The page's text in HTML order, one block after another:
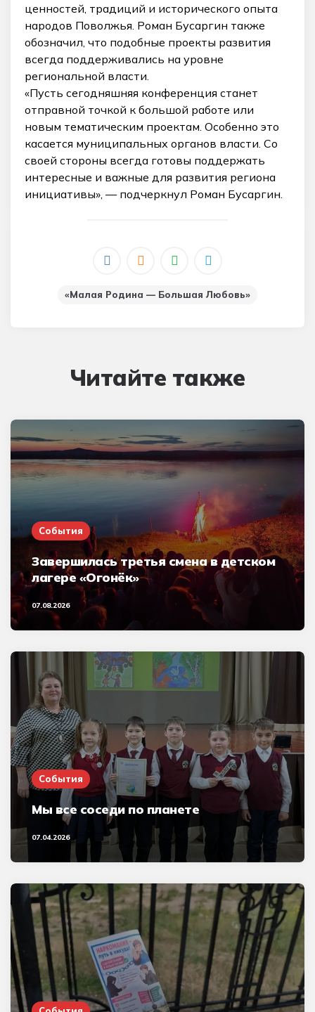
ценностей, традиций и исторического опыта
народов Поволжья. Роман Бусаргин также
обозначил, что подобные проекты развития
всегда поддерживались на уровне
региональной власти.
«Пусть сегодняшняя конференция станет
отправной точкой к большой работе или
новым тематическим проектам. Особенно это
касается муниципальных органов власти. Со
своей стороны всегда готовы поддержать
интересные и важные для развития региона
инициативы», — подчеркнул Роман Бусаргин.
«Малая Родина — Большая Любовь»
Читайте также
События
Завершилась третья смена в детском
лагере «Огонёк»
07.08.2026
События
Мы все соседи по планете
07.04.2026